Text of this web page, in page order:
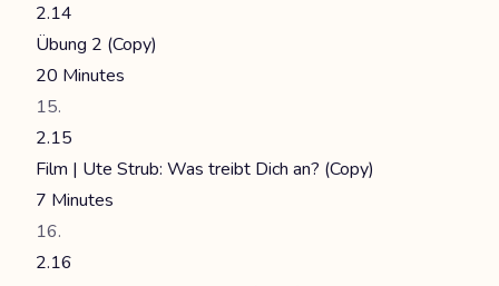
2.14
Übung 2 (Copy)
20 Minutes
2.15
Film | Ute Strub: Was treibt Dich an? (Copy)
7 Minutes
2.16